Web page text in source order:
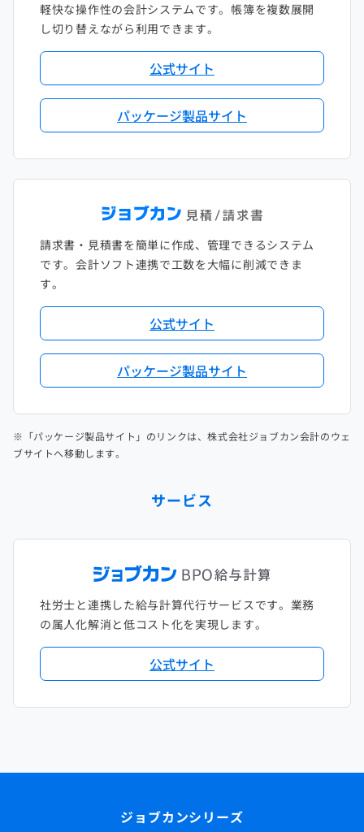
軽快な操作性の会計システムです。帳簿を複数展開
し切り替えながら利用できます。
公式サイト
パッケージ製品サイト
請求書・見積書を簡単に作成、管理できるシステム
です。会計ソフト連携で工数を大幅に削減できま
す。
公式サイト
パッケージ製品サイト
※「パッケージ製品サイト」のリンクは、株式会社ジョブカン会計のウェ
ブサイトへ移動します。
サービス
社労士と連携した給与計算代行サービスです。業務
の属人化解消と低コスト化を実現します。
公式サイト